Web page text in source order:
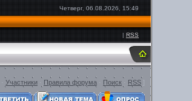
Четверг, 06.08.2026, 15:49
|RSS
Участники Правила форума Поиск RSS ]